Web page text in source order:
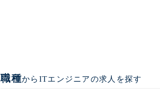
職種からITエンジニアの求人を探す